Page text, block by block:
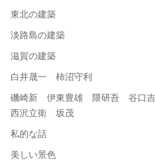
東北の建築
淡路島の建築
滋賀の建築
白井晟一 柿沼守利
磯崎新 伊東豊雄 隈研吾 谷口
西沢立衛 坂茂
私的な話
美しい景色